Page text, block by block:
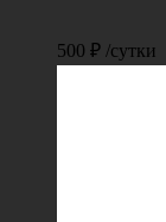
500 ₽ /сутки